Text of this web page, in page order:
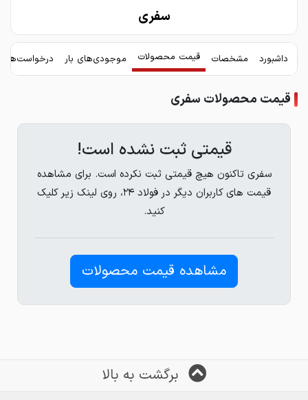
سفری
داشبورد مشخصات قیمت محصولات موجودی‌های بار
قیمت محصولات سفری
قیمتی ثبت نشده است!
سفری تاکنون هیچ قیمتی ثبت نکرده است. برای مشاهده
قیمت های کاربران دیگر در فولاد ۲۴، روی لینک زیر کلیک
کنید.
مشاهده قیمت محصولات
برگشت به بالا